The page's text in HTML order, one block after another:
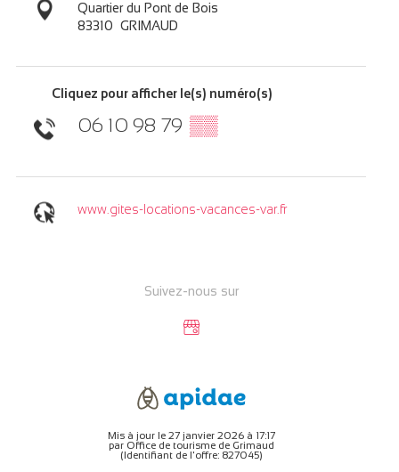
Quartier du Pont de Bois
83310 GRIMAUD
Cliquez pour afficher le(s) numéro(s)
06 10 98 79 ▒▒
www.gites-locations-vacances-var.fr
Suivez-nous sur
Mis à jour le 27 janvier 2026 à 17:17
par Office de tourisme de Grimaud
(Identifiant de l'offre: 827045)